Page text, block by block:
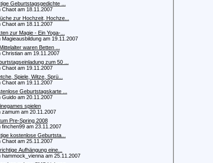
Geburtstagsgedichte ...
am 18.11.2007
zur Hochzeit, Hochze...
am 18.11.2007
zur Magie - Ein Yoga-...
am 19.11.2007
waren Betten ...
am 19.11.2007
zum 50 ...
am 19.11.2007
Spiele, Witze, Sprü...
am 19.11.2007
Geburtstagskarte ...
am 20.11.2007
spielen
am 20.11.2007
Pre-Spring 2008
am 23.11.2007
kostenlose Geburtsta...
am 25.11.2007
Aufhängung eine...
am 25.11.2007